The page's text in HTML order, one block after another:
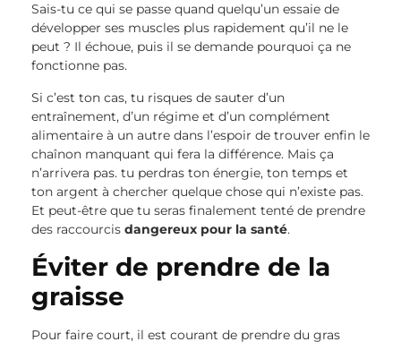
Sais-tu ce qui se passe quand quelqu’un essaie de
développer ses muscles plus rapidement qu’il ne le
peut ? Il échoue, puis il se demande pourquoi ça ne
fonctionne pas.
Si c’est ton cas, tu risques de sauter d’un
entraînement, d’un régime et d’un complément
alimentaire à un autre dans l’espoir de trouver enfin le
chaînon manquant qui fera la différence. Mais ça
n’arrivera pas. tu perdras ton énergie, ton temps et
ton argent à chercher quelque chose qui n’existe pas.
Et peut-être que tu seras finalement tenté de prendre
des raccourcis dangereux pour la santé.
Éviter de prendre de la
graisse
Pour faire court, il est courant de prendre du gras